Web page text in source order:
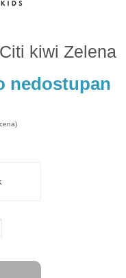
kiwi Zelena
nedostupan